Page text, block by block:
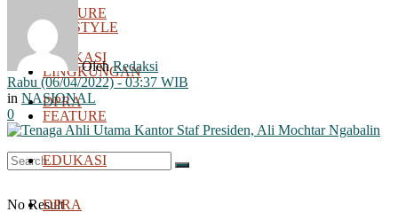
FEATURE
EDUKASI
DPRA
No Result
LIFESTYLE
LINGKUNGAN
FEATURE
EDUKASI
DPRA
Oleh Redaksi
Rabu (06/04/2022) - 03:37 WIB
in NASIONAL
0